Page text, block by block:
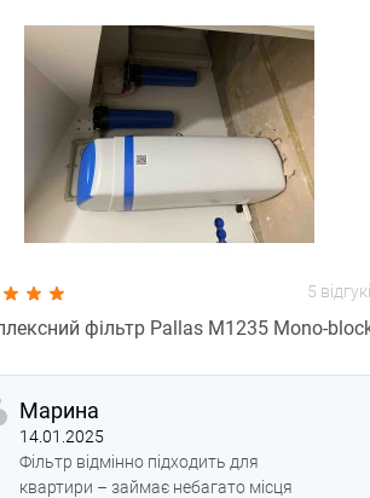
5
фільтр Pallas М1235 Mono-
Марина
14.01.2025
Фільтр відмінно підходить для
квартири – займає небагато місця